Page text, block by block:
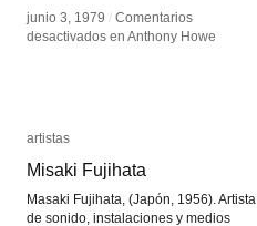
junio 3, 1979 / Comentarios
desactivados en Anthony Howe
junio 3, 1979 / Comentarios
desactivados en Anthony Howe
artistas
Misaki Fujihata
Masaki Fujihata, (Japón, 1956). Artista
de sonido, instalaciones y medios
artistas
Misaki Fujihata